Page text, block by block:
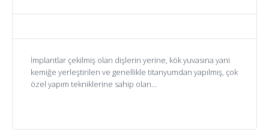
İmplantlar çekilmiş olan dişlerin yerine, kök yuvasına yani
kemiğe yerleştirilen ve genellikle titanyumdan yapılmış, çok
özel yapım tekniklerine sahip olan...